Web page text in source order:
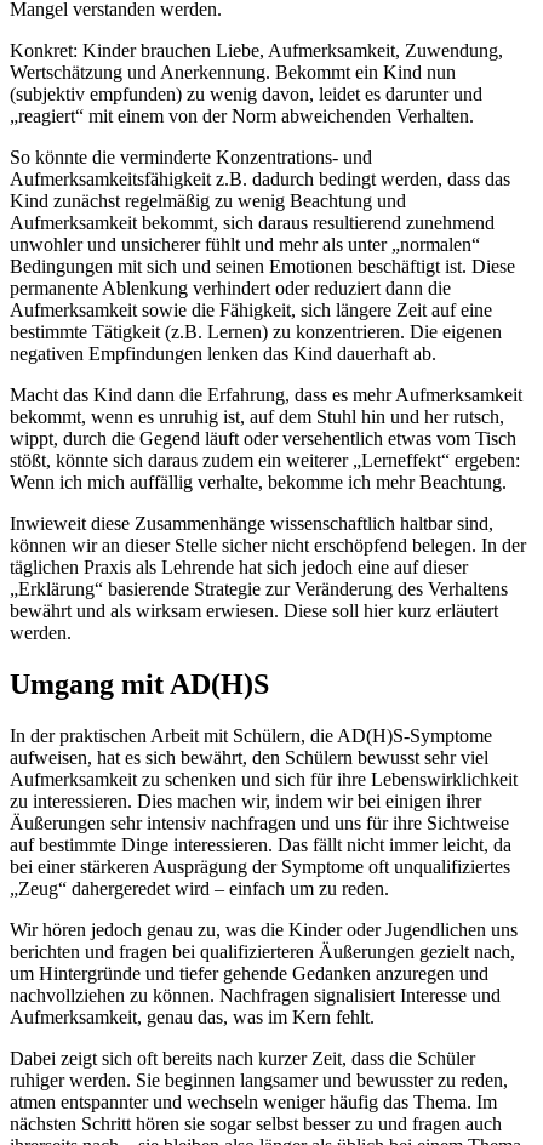
Mangel verstanden werden.
Konkret: Kinder brauchen Liebe, Aufmerksamkeit, Zuwendung,
Wertschätzung und Anerkennung. Bekommt ein Kind nun
(subjektiv empfunden) zu wenig davon, leidet es darunter und
„reagiert“ mit einem von der Norm abweichenden Verhalten.
So könnte die verminderte Konzentrations- und
Aufmerksamkeitsfähigkeit z.B. dadurch bedingt werden, dass das
Kind zunächst regelmäßig zu wenig Beachtung und
Aufmerksamkeit bekommt, sich daraus resultierend zunehmend
unwohler und unsicherer fühlt und mehr als unter „normalen“
Bedingungen mit sich und seinen Emotionen beschäftigt ist. Diese
permanente Ablenkung verhindert oder reduziert dann die
Aufmerksamkeit sowie die Fähigkeit, sich längere Zeit auf eine
bestimmte Tätigkeit (z.B. Lernen) zu konzentrieren. Die eigenen
negativen Empfindungen lenken das Kind dauerhaft ab.
Macht das Kind dann die Erfahrung, dass es mehr Aufmerksamkeit
bekommt, wenn es unruhig ist, auf dem Stuhl hin und her rutsch,
wippt, durch die Gegend läuft oder versehentlich etwas vom Tisch
stößt, könnte sich daraus zudem ein weiterer „Lerneffekt“ ergeben:
Wenn ich mich auffällig verhalte, bekomme ich mehr Beachtung.
Inwieweit diese Zusammenhänge wissenschaftlich haltbar sind,
können wir an dieser Stelle sicher nicht erschöpfend belegen. In der
täglichen Praxis als Lehrende hat sich jedoch eine auf dieser
„Erklärung“ basierende Strategie zur Veränderung des Verhaltens
bewährt und als wirksam erwiesen. Diese soll hier kurz erläutert
werden.
Umgang mit AD(H)S
In der praktischen Arbeit mit Schülern, die AD(H)S-Symptome
aufweisen, hat es sich bewährt, den Schülern bewusst sehr viel
Aufmerksamkeit zu schenken und sich für ihre Lebenswirklichkeit
zu interessieren. Dies machen wir, indem wir bei einigen ihrer
Äußerungen sehr intensiv nachfragen und uns für ihre Sichtweise
auf bestimmte Dinge interessieren. Das fällt nicht immer leicht, da
bei einer stärkeren Ausprägung der Symptome oft unqualifiziertes
„Zeug“ dahergeredet wird – einfach um zu reden.
Wir hören jedoch genau zu, was die Kinder oder Jugendlichen uns
berichten und fragen bei qualifizierteren Äußerungen gezielt nach,
um Hintergründe und tiefer gehende Gedanken anzuregen und
nachvollziehen zu können. Nachfragen signalisiert Interesse und
Aufmerksamkeit, genau das, was im Kern fehlt.
Dabei zeigt sich oft bereits nach kurzer Zeit, dass die Schüler
ruhiger werden. Sie beginnen langsamer und bewusster zu reden,
atmen entspannter und wechseln weniger häufig das Thema. Im
nächsten Schritt hören sie sogar selbst besser zu und fragen auch